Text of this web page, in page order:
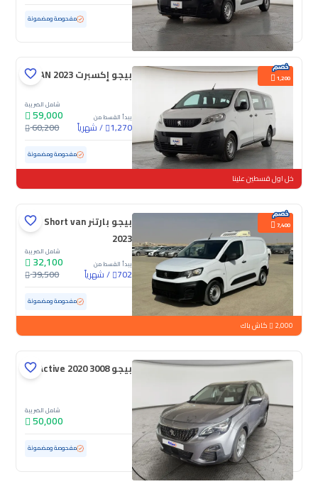
مستعملة 169,925 كم مفحوصة ومضمونة
1,200 بيجو إكسبرت VAN 2023
يبدأ القسط من
1,270
/شهرياً
شامل الضريبة
59,000
60,200
مستعملة 85,440 كم مفحوصة ومضمونة
خل اول قسطين علينا
7,400
بيجو بارتنر Short van
2023
يبدأ القسط من
702
/شهرياً
شامل الضريبة
32,100
39,500
181,437 كم مفحوصة ومضمونة
2,000 كاش باك
بيجو 3008 Active 2020
شامل الضريبة
50,000
مستعملة 111,452 كم مفحوصة ومضمونة